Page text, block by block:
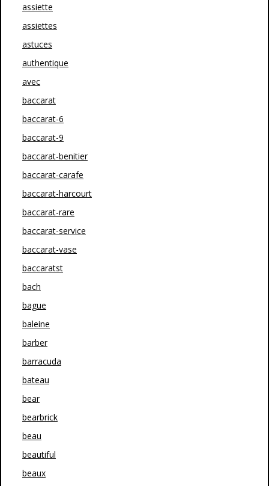
assiette
assiettes
astuces
authentique
avec
baccarat
baccarat-6
baccarat-9
baccarat-benitier
baccarat-carafe
baccarat-harcourt
baccarat-rare
baccarat-service
baccarat-vase
baccaratst
bach
bague
baleine
barber
barracuda
bateau
bear
bearbrick
beau
beautiful
beaux